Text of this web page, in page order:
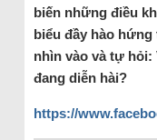
biến những điều
biểu đầy hào
nhìn vào và tự hỏi:
đang diễn hài?
https://